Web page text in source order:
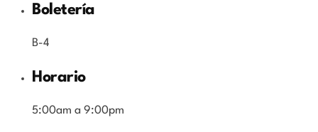
Boletería
B-4
Horario
5:00am a 9:00pm